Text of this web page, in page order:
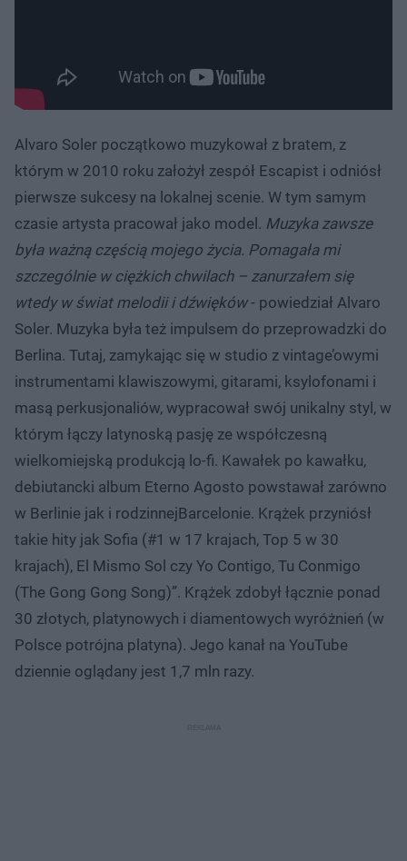
Alvaro Soler początkowo muzykował z bratem, z
którym w 2010 roku założył zespół Escapist i odniósł
pierwsze sukcesy na lokalnej scenie. W tym samym
czasie artysta pracował jako model. Muzyka zawsze
była ważną częścią mojego życia. Pomagała mi
szczególnie w ciężkich chwilach – zanurzałem się
wtedy w świat melodii i dźwięków- powiedział Alvaro
Soler. Muzyka była też impulsem do przeprowadzki do
Berlina. Tutaj, zamykając się w studio z vintage’owymi
instrumentami klawiszowymi, gitarami, ksylofonami i
masą perkusjonaliów, wypracował swój unikalny styl, w
którym łączy latynoską pasję ze współczesną
wielkomiejską produkcją lo-fi. Kawałek po kawałku,
debiutancki album Eterno Agosto powstawał zarówno
w Berlinie jak i rodzinnejBarcelonie. Krążek przyniósł
takie hity jak Sofia (#1 w 17 krajach, Top 5 w 30
krajach), El Mismo Sol czy Yo Contigo, Tu Conmigo
(The Gong Gong Song)”. Krążek zdobył łącznie ponad
30 złotych, platynowych i diamentowych wyróżnień (w
Polsce potrójna platyna). Jego kanał na YouTube
dziennie oglądany jest 1,7 mln razy.